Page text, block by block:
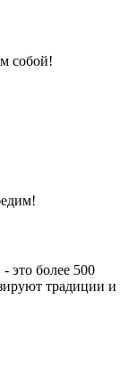
собой!
это более 500
традиции и